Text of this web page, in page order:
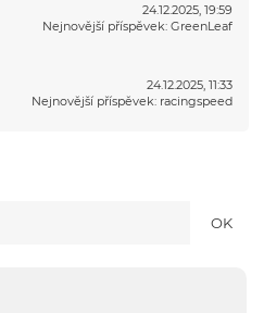
24.12.2025, 19:59
Nejnovější příspěvek:GreenLeaf
24.12.2025, 11:33
Nejnovější příspěvek: racingspeed